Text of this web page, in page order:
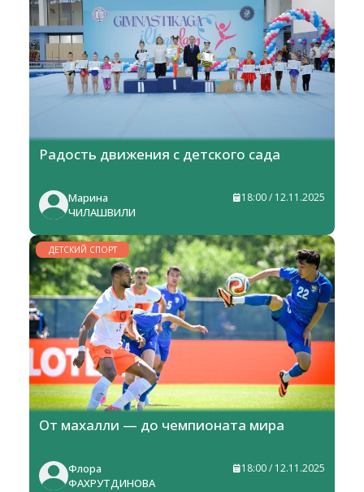
Радость движения с детского сада
Марина
ЧИЛАШВИЛИ
18:00 / 12.11.2025
ДЕТСКИЙ СПОРТ
От махалли — до чемпионата мира
Флора
ФАХРУТДИНОВА
18:00 / 12.11.2025